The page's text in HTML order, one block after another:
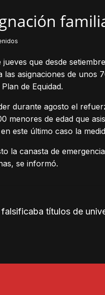
que desde
las asignaciones de
de Equidad.
durante agosto el
menores de edad que
este último caso la
la canasta de
se informó.
títulos de